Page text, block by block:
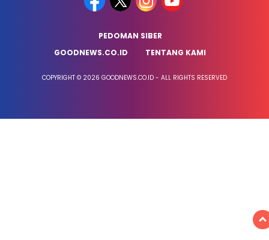
PEDOMAN SIBER
GOODNEWS.CO.ID
TENTANG KAMI
COPYRIGHT © 2026 GOODNEWS.CO.ID - ALL RIGHTS RESERVED